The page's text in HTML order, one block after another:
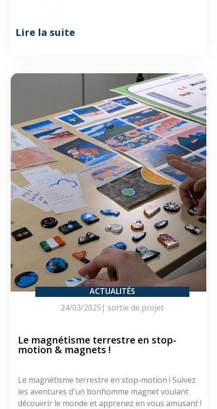
Lire la suite
ACTUALITÉS
24/03/2025| sortie de projet
Le magnétisme terrestre en stop-
motion & magnets !
Le magnétisme terrestre en stop-motion ! Suivez
les aventures d'un bonhomme magnet voulant
découvrir le monde et apprenez en vous amusant !